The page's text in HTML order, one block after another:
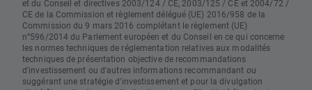
et du Conseil et directives 2003/124 / CE, 2003/125 / CE et 2004/72 /
CE de la Commission et règlement délégué (UE) 2016/958 de la
Commission du 9 mars 2016 complétant le règlement (UE)
n°596/2014 du Parlement européen et du Conseil en ce qui concerne
les normes techniques de réglementation relatives aux modalités
techniques de présentation objective de recommandations
d'investissement ou d'autres informations recommandant ou
suggérant une stratégie d'investissement et pour la divulgation